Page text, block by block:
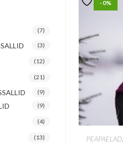
-0%
PEAPAELAD
(7)
(3)
(12)
(21)
(9)
(9)
(4)
(13)